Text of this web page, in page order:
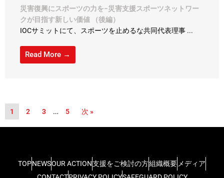
災害復興にスポーツの力を−災害支援スポーツネットワー
クが目指す新しい価値 （後編）
IOCサミットにて、スポーツを止めるな共同代表理事 ...
Read More →
1 2 3 … 5 次 »
TOPNEWSOUR ACTION支援をご検討の方組織概要 メディア